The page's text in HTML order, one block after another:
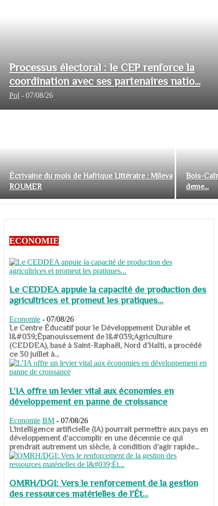
Processus électoral : le CEP renforce la
coordination avec ses partenaires natio...
Pol - 07/08/26
Écrivaine du mois de Hafrique Littéraire : Mileva
ROUMER
Bois-
deme...
ECONOMIE
Le CEDDEA appuie la capacité de production des
agricultrices et promeut les pratiques...
Economie - 07/08/26
​​​​​​​Le Centre Éducatif pour le Développement Durable et
l&#039;Épanouissement de l&#039;Agriculture
(CEDDEA), basé à Saint-Raphaël, Nord d’Haïti, a procédé
ce 30 juillet à...
L’IA offre un levier vital aux économies en
développement en panne de croissance
Economie BM - 07/08/26
​​​​​​​L’intelligence artificielle (IA) pourrait permettre aux pays en
développement d’accomplir en une décennie ce qui
prendrait autrement un siècle, à condition d’agir rapide...
OMRH/DGI: Vers le renforcement de la gestion
des ressources matérielles de l'Ét...